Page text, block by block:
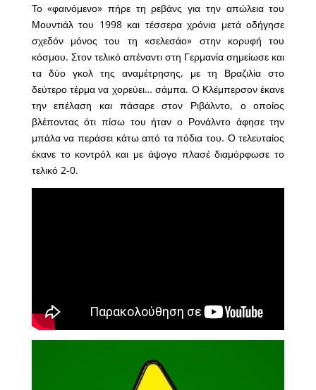
Το «φαινόμενο» πήρε τη ρεβάνς για την απώλεια του
Μουντιάλ του 1998 και τέσσερα χρόνια μετά οδήγησε
σχεδόν μόνος του τη «σελεσάο» στην κορυφή του
κόσμου. Στον τελικό απέναντι στη Γερμανία σημείωσε και
τα δύο γκολ της αναμέτρησης, με τη Βραζιλία στο
δεύτερο τέρμα να χορεύει… σάμπα. Ο Κλέμπερσον έκανε
την επέλαση και πάσαρε στον Ριβάλντο, ο οποίος
βλέποντας ότι πίσω του ήταν ο Ρονάλντο άφησε την
μπάλα να περάσει κάτω από τα πόδια του. Ο τελευταίος
έκανε το κοντρόλ και με άψογο πλασέ διαμόρφωσε το
τελικό 2-0.